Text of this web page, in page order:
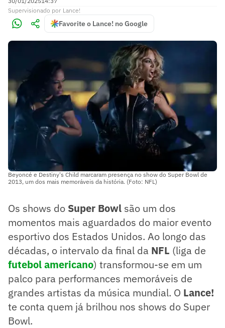
Supervisionado por Lance!
Favorite o Lance! no Google
Beyoncé e Destiny's Child marcaram presença no show do Super Bowl de
2013, um dos mais memoráveis da história. (Foto: NFL)
Os shows do Super Bowl são um dos
momentos mais aguardados do maior evento
esportivo dos Estados Unidos. Ao longo das
décadas, o intervalo da final da NFL (liga de
futebol americano) transformou-se em um
palco para performances memoráveis de
grandes artistas da música mundial. O Lance!
te conta quem já brilhou nos shows do Super
Bowl.